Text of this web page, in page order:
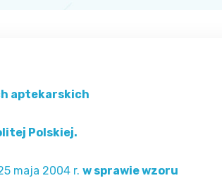
aptekarskich
Polskiej.
maja 2004 r. w sprawie wzoru